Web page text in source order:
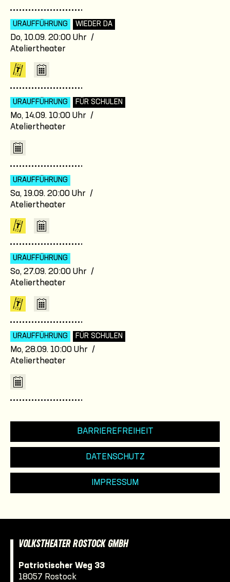
URAUFFÜHRUNG WIEDER DA
Do, 10.09. 20:00 Uhr /
Ateliertheater
URAUFFÜHRUNG FÜR SCHULEN
Mo, 14.09. 10:00 Uhr /
Ateliertheater
URAUFFÜHRUNG
Sa, 19.09. 20:00 Uhr /
Ateliertheater
URAUFFÜHRUNG
So, 27.09. 20:00 Uhr /
Ateliertheater
URAUFFÜHRUNG FÜR SCHULEN
Mo, 28.09. 10:00 Uhr /
Ateliertheater
BARRIEREFREIHEIT
DATENSCHUTZ
IMPRESSUM
VOLKSTHEATER ROSTOCK GMBH
Patriotischer Weg 33
18057 Rostock